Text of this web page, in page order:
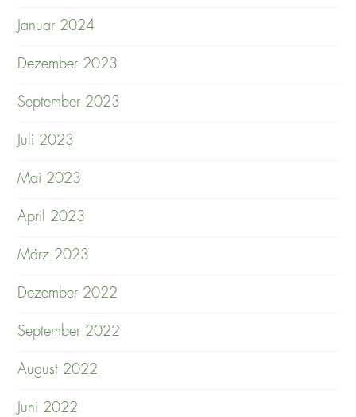
Januar 2024
Dezember 2023
September 2023
Juli 2023
Mai 2023
April 2023
März 2023
Dezember 2022
September 2022
August 2022
Juni 2022